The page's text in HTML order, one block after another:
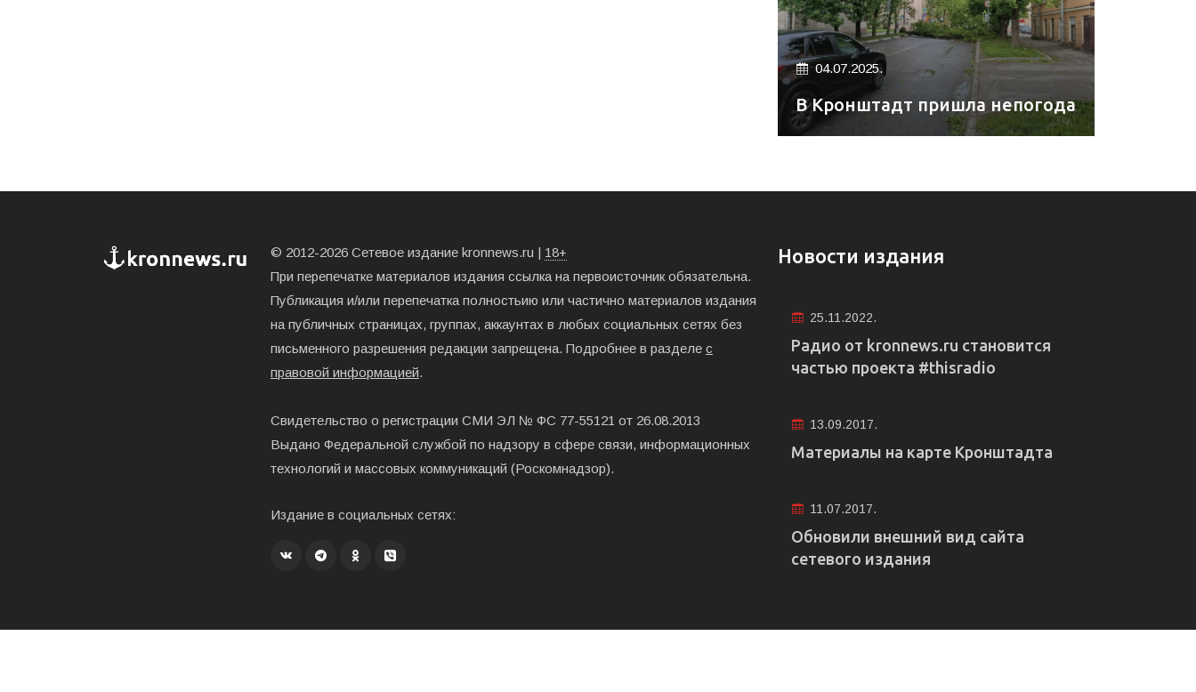
04.07.2025.
В Кронштадт пришла непогода
© 2012-2026 Сетевое издание kronnews.ru | 18+
При перепечатке материалов издания ссылка на первоисточник обязательна.
Публикация и/или перепечатка полностьию или частично материалов издания
на публичных страницах, группах, аккаунтах в любых социальных сетях без
письменного разрешения редакции запрещена. Подробнее в разделе с
правовой информацией.
Свидетельство о регистрации СМИ ЭЛ № ФС 77-55121 от 26.08.2013
Выдано Федеральной службой по надзору в сфере связи, информационных
технологий и массовых коммуникаций (Роскомнадзор).
Издание в социальных сетях:
Новости издания
25.11.2022.
Радио от kronnews.ru становится
частью проекта #thisradio
13.09.2017.
Материалы на карте Кронштадта
11.07.2017.
Обновили внешний вид сайта
сетевого издания